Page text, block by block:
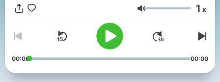
Volumen 1 x
00:00 00:00